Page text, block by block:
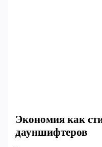
Экономия как
дауншифтеров